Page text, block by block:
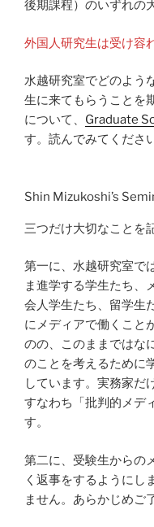
後期課程）のいずれの
外国人研究生は受け容
水越研究室でどのよう
生に来てもらうことを
について、 Graduate
す。読んでみてください
Shin Mizukoshi’s
三つだけ大切なことを
第一に、水越研究室で
ま進学する学生たち、
会人学生たち、留学生
にメディアで働くこと
のの、このままではな
のことを考えるために
しています。実務家だ
すなわち「批判的メデ
す。
第二に、受験生からの
く返事をするようにし
ません。あらかじめご